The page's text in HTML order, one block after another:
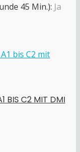
45 Min.): Ja
BIS C2 MIT DMI